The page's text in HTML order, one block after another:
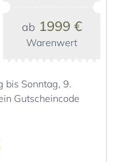
ab 1999 €
Warenwert
bis Sonntag, 9.
Gutscheincode